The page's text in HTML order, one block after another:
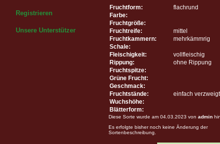
Registrieren
Unsere Unterstützer
Fruchtform:
flachrund
Farbe:
Fruchtgröße:
Fruchtreife:
mittel
Fruchtkammern:
mehrkämmrig
Schale:
Fleischigkeit:
vollfleischig
Rippung:
ohne Rippung
Fruchtspitze:
Grüne Frucht:
Geschmack:
Fruchtstände:
einfach verzweigt
Wuchshöhe:
Blätterform:
Diese Sorte wurde am 04.03.2023 von admin
Es erfolgte bisher noch keine Änderung der
Sortenbeschreibung.